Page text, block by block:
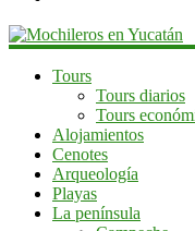
Mochileros
Yucatán
Tours
Tours diarios
Tours
Alojamientos
Cenotes
Arqueología
Playas
La península